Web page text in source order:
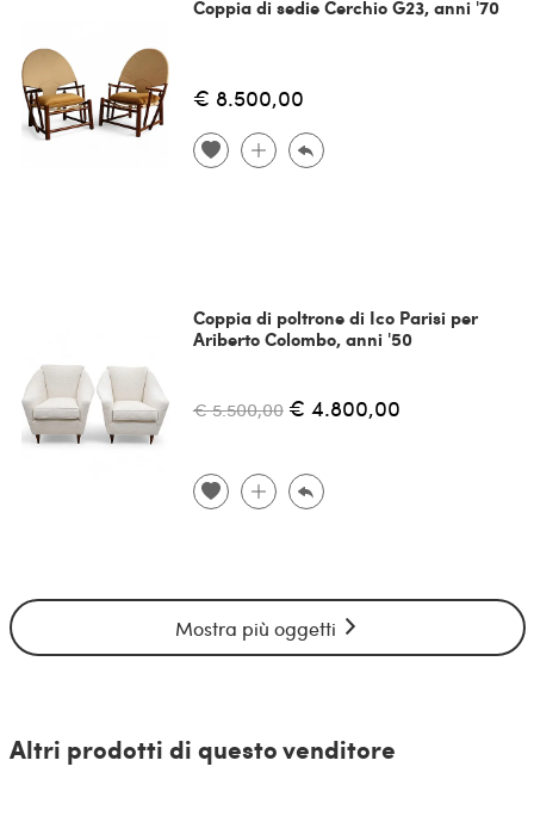
Coppia di sedie Cerchio G23, anni '70
€ 8.500,00
Coppia di poltrone di Ico Parisi per
Ariberto Colombo, anni '50
€ 5.500,00 € 4.800,00
Mostra più oggetti
Altri prodotti di questo venditore